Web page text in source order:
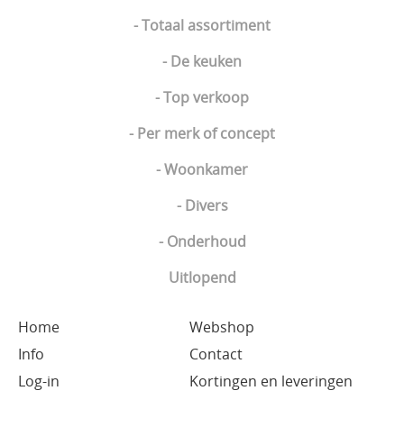
- Totaal assortiment
- De keuken
- Top verkoop
- Per merk of concept
- Woonkamer
- Divers
- Onderhoud
Uitlopend
Home
Webshop
Info
Contact
Log-in
Kortingen en leveringen